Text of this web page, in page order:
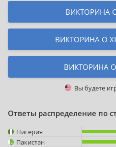
ВИКТОРИНА
ВИКТОРИНА О
ВИКТОРИНА
Вы будете
Ответы распределение по
Нигерия
Пакистан